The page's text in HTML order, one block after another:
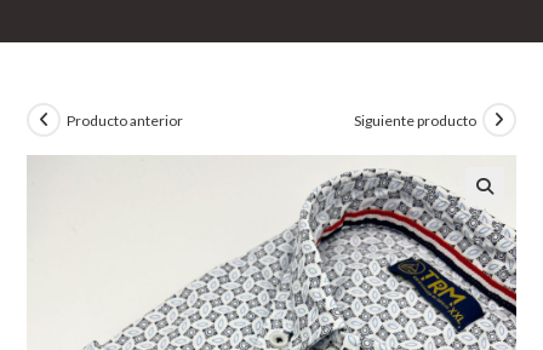
Producto anterior Siguiente producto